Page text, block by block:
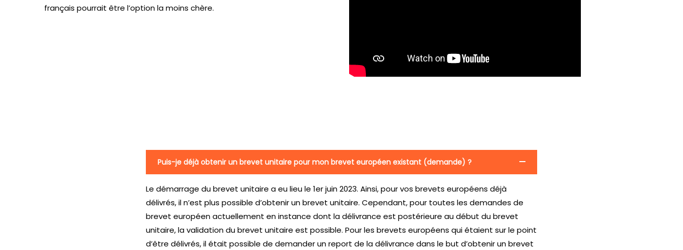
français pourrait être l’option la moins chère.
Puis-je déjà obtenir un brevet unitaire pour mon brevet européen existant (demande) ?
Le démarrage du brevet unitaire a eu lieu le 1er juin 2023. Ainsi, pour vos brevets européens déjà
délivrés, il n’est plus possible d’obtenir un brevet unitaire. Cependant, pour toutes les demandes de
brevet européen actuellement en instance dont la délivrance est postérieure au début du brevet
unitaire, la validation du brevet unitaire est possible. Pour les brevets européens qui étaient sur le point
d’être délivrés, il était possible de demander un report de la délivrance dans le but d’obtenir un brevet